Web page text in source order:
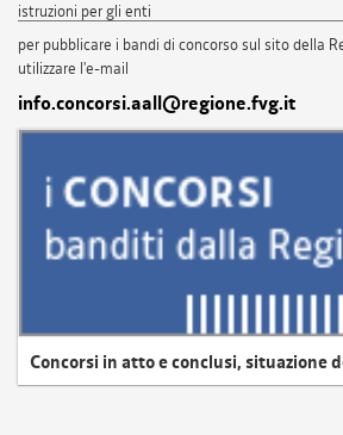
istruzioni per gli enti
per pubblicare i bandi di concorso sul sito della
utilizzare l'e-mail
info.concorsi.aall@regione.fvg.it
Concorsi in atto e conclusi, situazione